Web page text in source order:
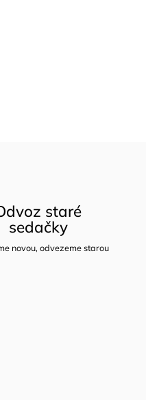
staré
sedačky
novou, odvezeme starou